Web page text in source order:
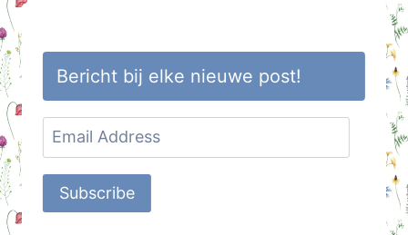
Bericht bij elke nieuwe post!
Email
Address
Subscribe